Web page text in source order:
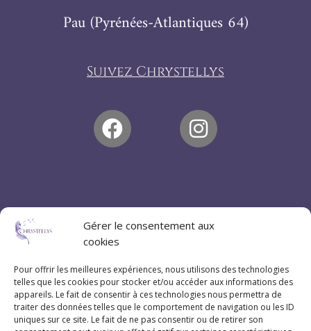
Gérer le consentement aux
cookies
Pour offrir les meilleures expériences, nous utilisons des technologies
telles que les cookies pour stocker et/ou accéder aux informations des
appareils. Le fait de consentir à ces technologies nous permettra de
traiter des données telles que le comportement de navigation ou les ID
uniques sur ce site. Le fait de ne pas consentir ou de retirer son
Pau (Pyrénées-Atlantiques 64)
Suivez Chrystellys